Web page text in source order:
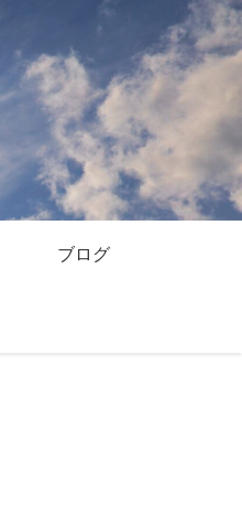
ブログ